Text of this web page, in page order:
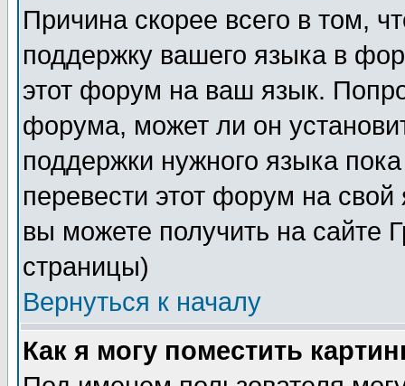
Причина скорее всего в том,
поддержку вашего языка в
этот форум на ваш язык.
форума, может ли он
поддержки нужного языка
перевести этот форум на
вы можете получить на сайте
страницы)
Вернуться к началу
Как я могу поместить